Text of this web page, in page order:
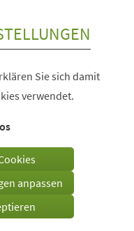
Sie sich damit
verwendet.
anpassen